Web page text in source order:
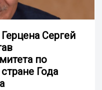
Сергей
по
Года